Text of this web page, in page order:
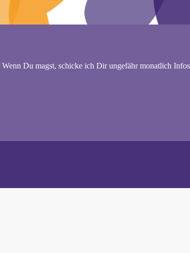
Wenn Du magst, schicke ich Dir ungefähr monatlich